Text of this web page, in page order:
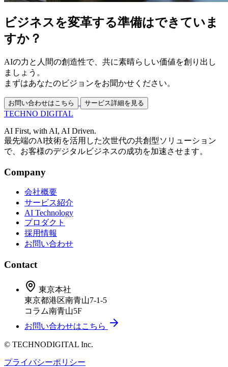
ビジネスを変革する準備はできていま
すか？
AIの力と人間の創造性で、共に素晴らしい価値を創り出し
ましょう。
まずはあなたのビジョンをお聞かせください。
お問い合わせはこちら サービス詳細を見る
TECHNO DIGITAL
AI First, with AI, AI Driven.
最先端のAI技術を活用した次世代の共創型ソリューション
で、お客様のデジタルビジネスの成功を加速させます。
Company
会社概要
サービス紹介
AI Technology
プロダクト
採用情報
お問い合わせ
Contact
東京本社
東京都港区南青山7-1-5
コラム南青山5F
お問い合わせはこちら
© TECHNODIGITAL Inc.
プライバシーポリシー